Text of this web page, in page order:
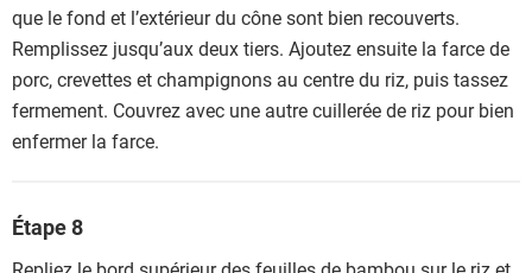
que le fond et l’extérieur du cône sont bien recouverts.
Remplissez jusqu’aux deux tiers. Ajoutez ensuite la farce de
porc, crevettes et champignons au centre du riz, puis tassez
fermement. Couvrez avec une autre cuillerée de riz pour bien
enfermer la farce.
Étape 8